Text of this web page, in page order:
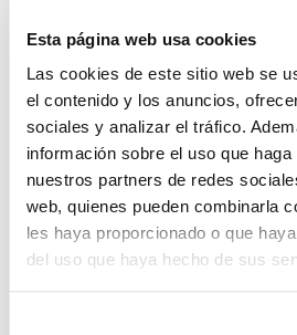
Esta página web usa cookies
Las cookies de este sitio web se
el contenido y los anuncios,
sociales y analizar el tráfico.
información sobre el uso que
nuestros partners de redes
web, quienes pueden combinarla
les haya proporcionado o que
del uso que haya hecho de sus
COLNATUR
COMPLEX COLÁGENO SABOR
24.10€
20,20€
- + Añadir